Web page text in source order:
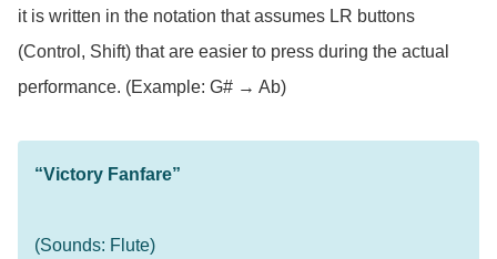
it is written in the notation that assumes LR buttons
(Control, Shift) that are easier to press during the actual
performance. (Example: G# → Ab)
“Victory Fanfare”
(Sounds: Flute)